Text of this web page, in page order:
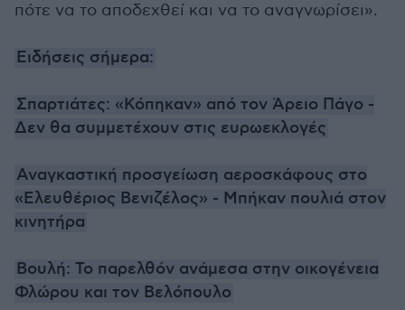
πότε να το αποδεχθεί και να το αναγνωρίσει».
Ειδήσεις σήμερα:
Σπαρτιάτες: «Κόπηκαν» από τον Άρειο Πάγο -
Δεν θα συμμετέχουν στις ευρωεκλογές
Αναγκαστική προσγείωση αεροσκάφους στο
«Ελευθέριος Βενιζέλος» - Μπήκαν πουλιά στον
κινητήρα
Βουλή: Το παρελθόν ανάμεσα στην οικογένεια
Φλώρου και τον Βελόπουλο